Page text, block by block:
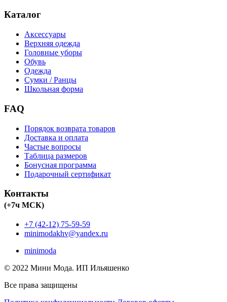
Каталог
Аксессуары
Верхняя одежда
Головные уборы
Обувь
Одежда
Сумки / Ранцы
Школьная форма
FAQ
Порядок возврата товаров
Доставка и оплата
Частые вопросы
Таблица размеров
Бонусная программа
Подарочный сертификат
Контакты
(+7ч МСК)
+7 (42-12) 75-59-59
minimodakhv@yandex.ru
minimoda
© 2022 Мини Мода. ИП Ильяшенко
Все права защищены